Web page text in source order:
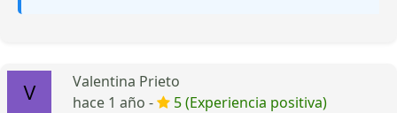
Valentina Prieto
hace 1 año -
5 (Experiencia positiva)